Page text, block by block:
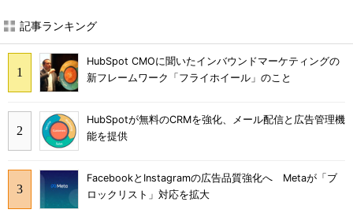
記事ランキング
HubSpot CMOに聞いたインバウンドマーケティングの
新フレームワーク「フライホイール」のこと
HubSpotが無料のCRMを強化、メール配信と広告管理機
能を提供
FacebookとInstagramの広告品質強化へ Metaが「ブ
ロックリスト」対応を拡大